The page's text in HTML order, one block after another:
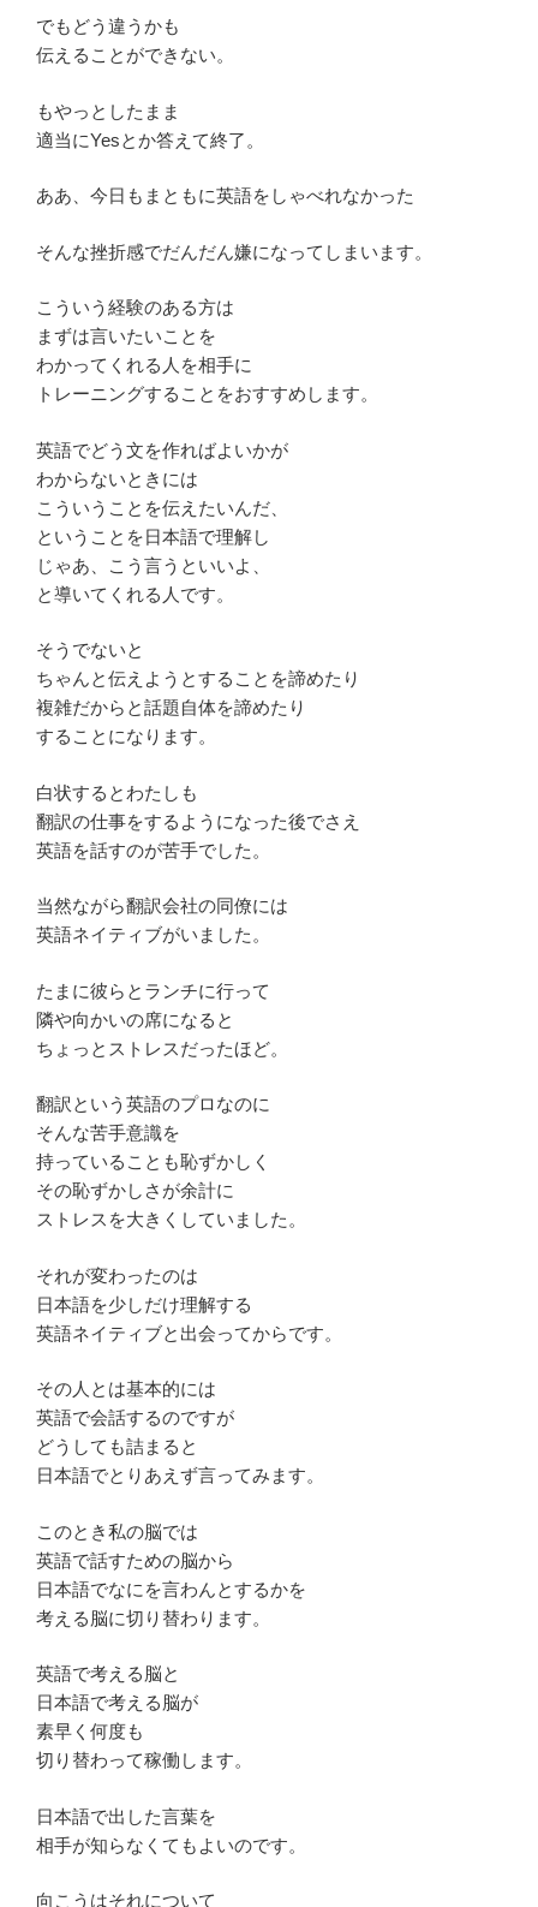
でもどう違うかも
伝えることができない。
もやっとしたまま
適当にYesとか答えて終了。
ああ、今日もまともに英語をしゃべれなかった
そんな挫折感でだんだん嫌になってしまいます。
こういう経験のある方は
まずは言いたいことを
わかってくれる人を相手に
トレーニングすることをおすすめします。
英語でどう文を作ればよいかが
わからないときには
こういうことを伝えたいんだ、
ということを日本語で理解し
じゃあ、こう言うといいよ、
と導いてくれる人です。
そうでないと
ちゃんと伝えようとすることを諦めたり
複雑だからと話題自体を諦めたり
することになります。
白状するとわたしも
翻訳の仕事をするようになった後でさえ
英語を話すのが苦手でした。
当然ながら翻訳会社の同僚には
英語ネイティブがいました。
たまに彼らとランチに行って
隣や向かいの席になると
ちょっとストレスだったほど。
翻訳という英語のプロなのに
そんな苦手意識を
持っていることも恥ずかしく
その恥ずかしさが余計に
ストレスを大きくしていました。
それが変わったのは
日本語を少しだけ理解する
英語ネイティブと出会ってからです。
その人とは基本的には
英語で会話するのですが
どうしても詰まると
日本語でとりあえず言ってみます。
このとき私の脳では
英語で話すための脳から
日本語でなにを言わんとするかを
考える脳に切り替わります。
英語で考える脳と
日本語で考える脳が
素早く何度も
切り替わって稼働します。
日本語で出した言葉を
相手が知らなくてもよいのです。
向こうはそれについて